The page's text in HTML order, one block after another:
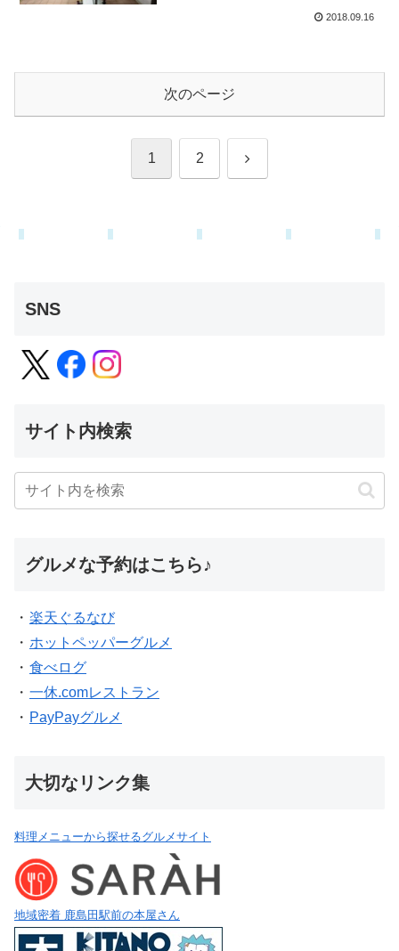
2018.09.16
次のページ
1 2 次
SNS
サイト内検索
グルメな予約はこちら♪
・ 楽天ぐるなび
・ ホットペッパーグルメ
・ 食べログ
・ 一休.comレストラン
・ PayPayグルメ
大切なリンク集
料理メニューから探せるグルメサイト
地域密着 鹿島田駅前の本屋さん